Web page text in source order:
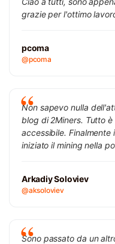
grazie per l'ottimo
pcoma
@pcoma
Non sapevo nulla
blog di 2Miners. Tutto
accessibile.
iniziato il mining nella
Arkadiy Soloviev
@aksoloviev
Sono passato da un